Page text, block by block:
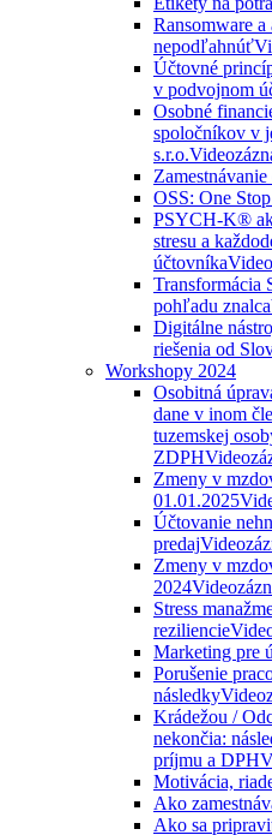
Ransomware a
nepodľahnúť
Účtovné
v podvojnom
Osobné
spoločníkov v
s.r.o.
OSS: One
PSYCH-K®
stresu a
účtovníka
Transformácia
pohľadu znalca
Digitálne
riešenia od
Workshopy 2024
Osobitná
dane v inom
tuzemskej
ZDPH
Zmeny v
01.01.2025
Účtovanie
predaj
Zmeny v
2024
Stress
reziliencie
Marketing pre
Porušenie
následky
Krádežou /
nekončia:
príjmu a DPH
Motivácia,
Ako
Ako sa